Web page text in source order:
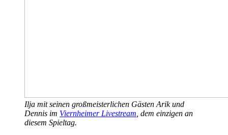
Ilja mit seinen großmeisterlichen Gästen Arik und
Dennis im Viernheimer Livestream , dem einzigen an
diesem Spieltag.